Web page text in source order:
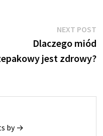
NEXT POST
Dlaczego miód
jest zdrowy?
by →